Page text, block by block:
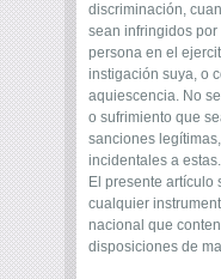
discriminación,
sean infringidos
persona en el
instigación suya, o
aquiescencia. No
o sufrimiento que
sanciones
incidentales a estas.
El presente artículo
cualquier
nacional que
disposiciones de